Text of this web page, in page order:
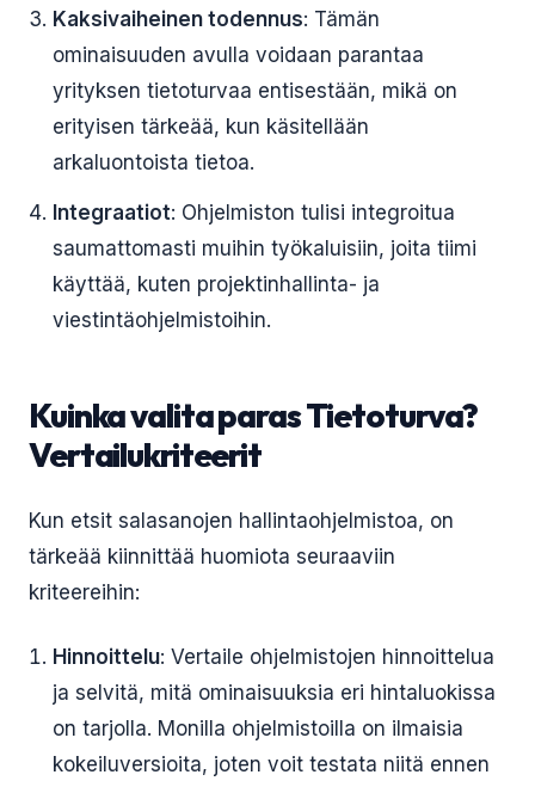
Kaksivaiheinen todennus: Tämän
ominaisuuden avulla voidaan parantaa
yrityksen tietoturvaa entisestään, mikä on
erityisen tärkeää, kun käsitellään
arkaluontoista tietoa.
Integraatiot: Ohjelmiston tulisi integroitua
saumattomasti muihin työkaluisiin, joita tiimi
käyttää, kuten projektinhallinta- ja
viestintäohjelmistoihin.
Kuinka valita paras Tietoturva?
Vertailukriteerit
Kun etsit salasanojen hallintaohjelmistoa, on
tärkeää kiinnittää huomiota seuraaviin
kriteereihin:
Hinnoittelu: Vertaile ohjelmistojen hinnoittelua
ja selvitä, mitä ominaisuuksia eri hintaluokissa
on tarjolla. Monilla ohjelmistoilla on ilmaisia
kokeiluversioita, joten voit testata niitä ennen